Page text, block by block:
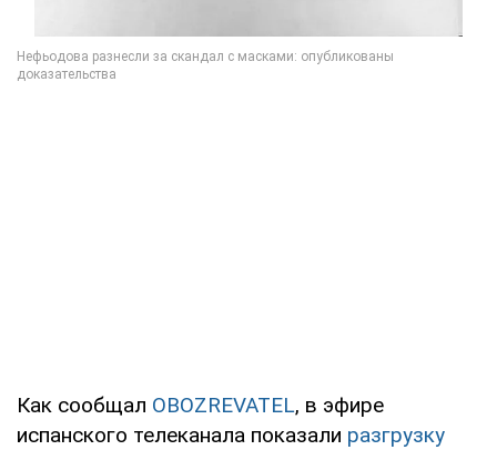
Как сообщал OBOZREVATEL, в эфире
испанского телеканала показали разгрузку